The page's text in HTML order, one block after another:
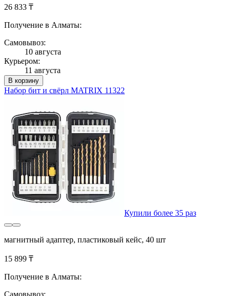
26 833 ₸
Получение в Алматы:
Самовывоз:
10 августа
Курьером:
11 августа
В корзину
Набор бит и свёрл MATRIX 11322
Купили более 35 раз
магнитный адаптер, пластиковый кейс, 40 шт
15 899 ₸
Получение в Алматы:
Самовывоз: